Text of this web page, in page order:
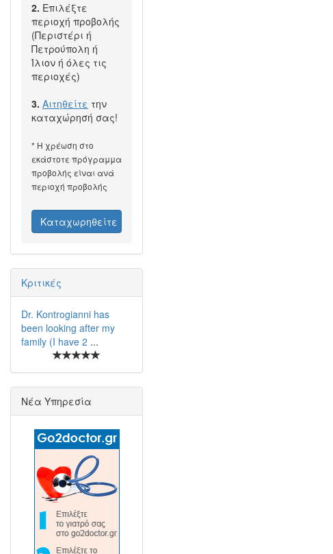
2. Επιλέξτε
περιοχή προβολής
(Περιστέρι ή
Πετρούπολη ή
Ίλιον ή όλες τις
περιοχές)
3. Αιτηθείτε την
καταχώρησή σας!
* Η χρέωση στο
εκάστοτε πρόγραμμα
προβολής είναι ανά
περιοχή προβολής
Καταχωρηθείτε
Κριτικές
Dr. Kontrogianni has
been looking after my
family (I have 2 ...
Νέα Υπηρεσία